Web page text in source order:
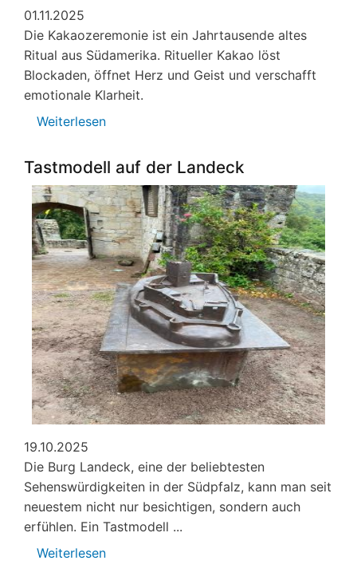
01.11.2025
Die Kakaozeremonie ist ein Jahrtausende altes
Ritual aus Südamerika. Ritueller Kakao löst
Blockaden, öffnet Herz und Geist und verschafft
emotionale Klarheit.
Weiterlesen
von
Lobby
für
Kinder
e.V.,
November
2025
Tastmodell auf der Landeck
19.10.2025
Die Burg Landeck, eine der beliebtesten
Sehenswürdigkeiten in der Südpfalz, kann man seit
neuestem nicht nur besichtigen, sondern auch
erfühlen. Ein Tastmodell ...
Weiterlesen